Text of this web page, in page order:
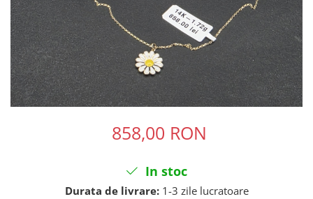
858,00 RON
In stoc
Durata de livrare:1-3 zile lucratoare